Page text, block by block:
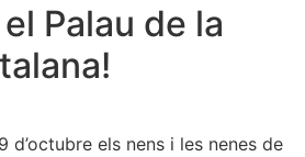
Palau de la
d’octubre els nens i les nenes de